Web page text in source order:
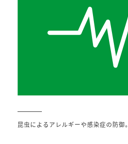
昆虫によるアレルギーや感染症の防御。